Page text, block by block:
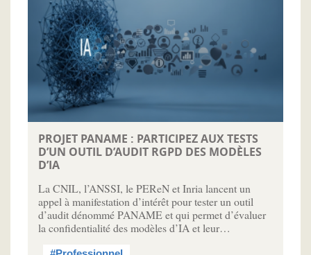
PROJET PANAME : PARTICIPEZ AUX TESTS
D’UN OUTIL D’AUDIT RGPD DES MODÈLES
D’IA
La CNIL, l’ANSSI, le PEReN et Inria lancent un
appel à manifestation d’intérêt pour tester un outil
d’audit dénommé PANAME et qui permet d’évaluer
la confidentialité des modèles d’IA et leur…